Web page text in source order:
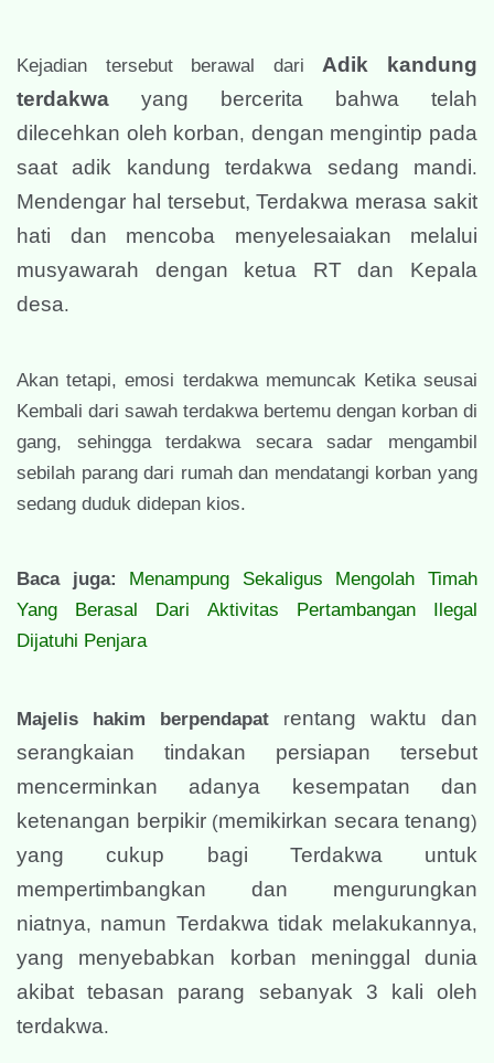
Kejadian tersebut berawal dariAdik kandung
terdakwa yang bercerita bahwa telah
dilecehkan oleh korban, dengan mengintip pada
saat adik kandung terdakwa sedang mandi.
Mendengar hal tersebut, Terdakwa merasa sakit
hati dan mencoba menyelesaiakan melalui
musyawarah dengan ketua RT dan Kepala
desa.
Akan tetapi, emosi terdakwa memuncak Ketika seusai
Kembali dari sawah terdakwa bertemu dengan korban di
gang, sehingga terdakwa secara sadar mengambil
sebilah parang dari rumah dan mendatangi korban yang
sedang duduk didepan kios.
Baca juga:
Menampung Sekaligus Mengolah Timah
Yang Berasal Dari Aktivitas Pertambangan Ilegal
Dijatuhi Penjara
Majelis hakim berpendapat rentang waktu dan
serangkaian tindakan persiapan tersebut
mencerminkan adanya kesempatan dan
ketenangan berpikir(memikirkan secara tenang)
yang cukup bagi Terdakwa untuk
mempertimbangkan dan mengurungkan
niatnya, namun Terdakwa tidak melakukannya,
yang menyebabkan korban meninggal dunia
akibat tebasan parang sebanyak 3 kali oleh
terdakwa.